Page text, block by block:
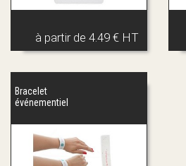
à partir de 4.49 € HT
Bracelet
événementiel